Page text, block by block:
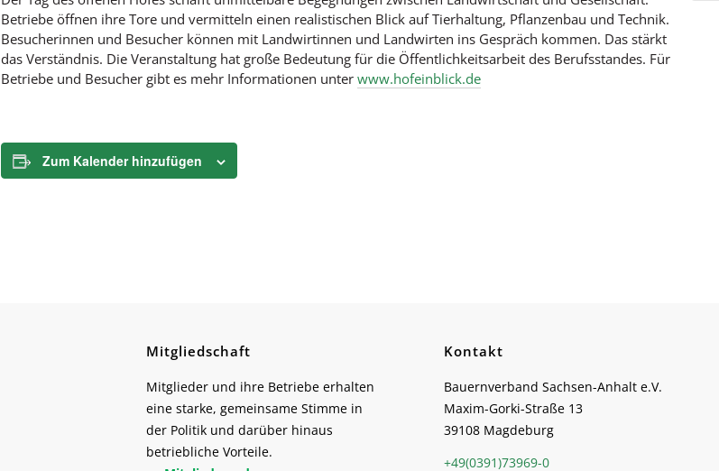
Betriebe öffnen ihre Tore und vermitteln einen realistischen Blick auf Tierhaltung, Pflanzenbau und Technik.
Besucherinnen und Besucher können mit Landwirtinnen und Landwirten ins Gespräch kommen. Das stärkt
das Verständnis. Die Veranstaltung hat große Bedeutung für die Öffentlichkeitsarbeit des Berufsstandes. Für
Betriebe und Besucher gibt es mehr Informationen unter www.hofeinblick.de
Zum Kalender hinzufügen
Mitgliedschaft
Mitglieder und ihre Betriebe erhalten
eine starke, gemeinsame Stimme in
der Politik und darüber hinaus
betriebliche Vorteile.
Kontakt
Bauernverband Sachsen-Anhalt e.V.
Maxim-Gorki-Straße 13
39108 Magdeburg
+49(0391)73969-0